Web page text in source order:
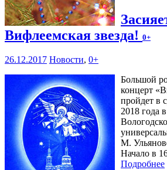
Вифлеемская звезда! 0+
26.12.2017 Новости, 0+
Большой
концерт
пройдет в
2018 года
М.
Начало в
Подробнее